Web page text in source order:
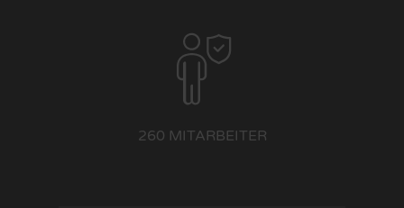
260 MITARBEITER